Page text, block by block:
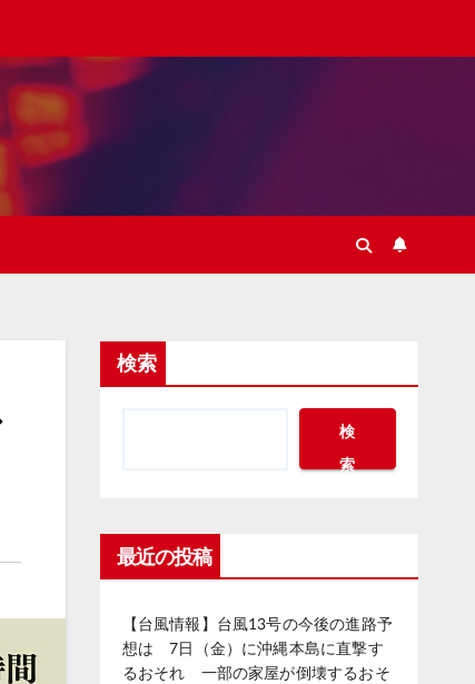
検索
検
索
最近の投稿
【台風情報】台風13号の今後の進路予
想は 7日（金）に沖縄本島に直撃す
るおそれ 一部の家屋が倒壊するおそ